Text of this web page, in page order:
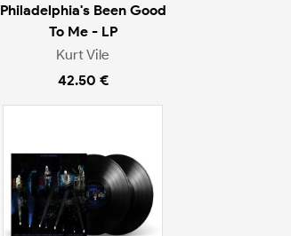
Philadelphia's Been Good
To Me - LP
Kurt Vile
42.50 €